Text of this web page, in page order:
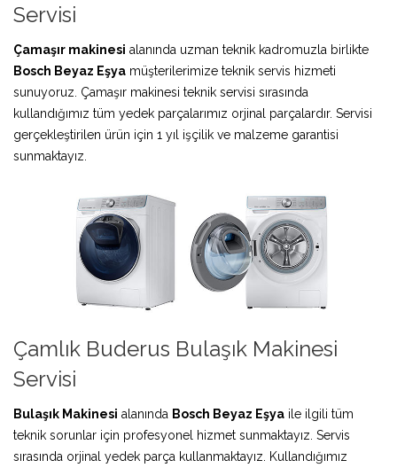
Servisi
Çamaşır makinesi alanında uzman teknik kadromuzla birlikte
Bosch Beyaz Eşya müşterilerimize teknik servis hizmeti
sunuyoruz. Çamaşır makinesi teknik servisi sırasında
kullandığımız tüm yedek parçalarımız orjinal parçalardır. Servisi
gerçekleştirilen ürün için 1 yıl işçilik ve malzeme garantisi
sunmaktayız.
Çamlık Buderus Bulaşık Makinesi
Servisi
Bulaşık Makinesi alanında Bosch Beyaz Eşya ile ilgili tüm
teknik sorunlar için profesyonel hizmet sunmaktayız. Servis
sırasında orjinal yedek parça kullanmaktayız. Kullandığımız